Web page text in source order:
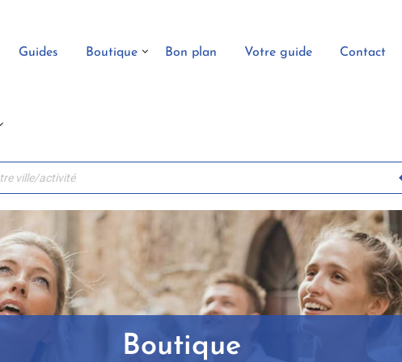
Guides Boutique Bon plan Votre guide Contact
Boutique